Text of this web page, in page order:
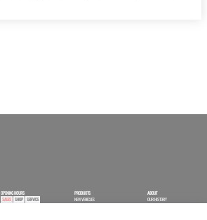
OPENING HOURS
SALES SHOP SERVICE
ABOUT
OUR HISTORY
PRODUCTS
NEW VEHICLES